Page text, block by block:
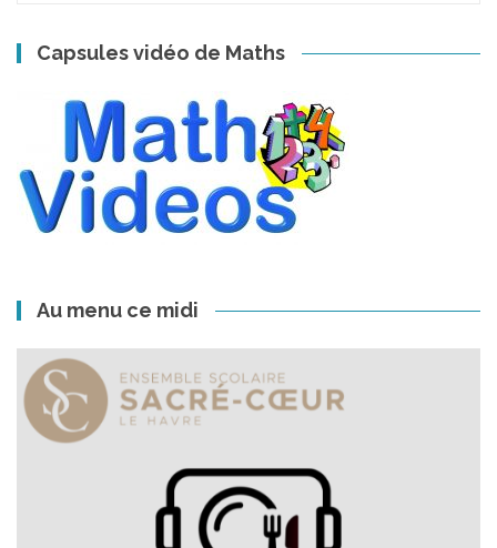
Capsules vidéo de Maths
Au menu ce midi